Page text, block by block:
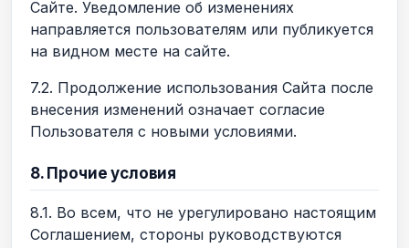
Сайте. Уведомление об изменениях
направляется пользователям или публикуется
на видном месте на сайте.
7.2. Продолжение использования Сайта после
внесения изменений означает согласие
Пользователя с новыми условиями.
8. Прочие условия
8.1. Во всем, что не урегулировано настоящим
Соглашением, стороны руководствуются